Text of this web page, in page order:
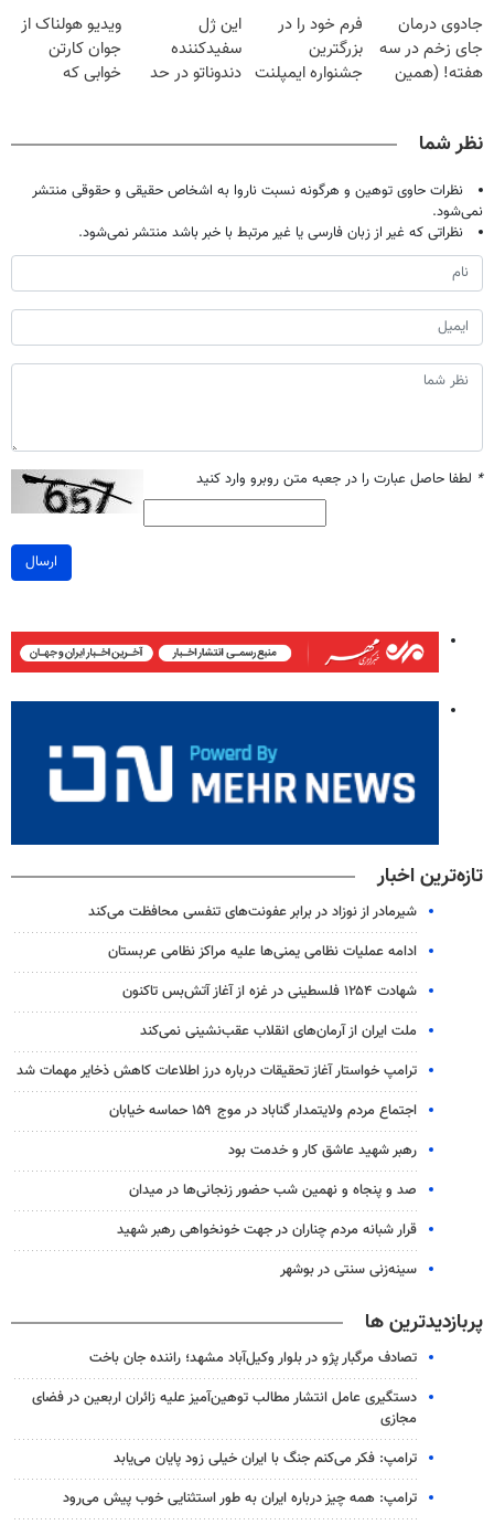
۲۵ میلیون
تومان!!!
خانگی
الان ثبت نام کن
جادوی درمان
جای زخم در سه
هفته! (همین
فرم خود را در
بزرگترین
جشنواره ایمپلنت
این ژل
سفیدکننده
دندوناتو در حد
(40%تخفیف)
ویدیو هولناک از
جوان کارتن
خوابی که
نظر شما
نظرات حاوی توهین و هرگونه نسبت ناروا به اشخاص حقیقی و حقوقی منتشر
نمی‌شود.
نظراتی که غیر از زبان فارسی یا غیر مرتبط با خبر باشد منتشر نمی‌شود.
* لطفا حاصل عبارت را در جعبه متن روبرو وارد کنید
ارسال
تازه‌ترین اخبار
شیرمادر از نوزاد در برابر عفونت‌های تنفسی محافظت می‌کند
ادامه عملیات نظامی یمنی‌ها علیه مراکز نظامی عربستان
شهادت ۱۲۵۴ فلسطینی در غزه از آغاز آتش‌بس تاکنون
ملت ایران از آرمان‌های انقلاب عقب‌نشینی نمی‌کند
ترامپ خواستار آغاز تحقیقات درباره درز اطلاعات کاهش ذخایر مهمات شد
اجتماع مردم ولایتمدار گناباد در موج ۱۵۹ حماسه خیابان
رهبر شهید عاشق کار و خدمت بود
صد و پنجاه و نهمین شب حضور زنجانی‌ها در میدان
قرار شبانه مردم چناران در جهت خونخواهی رهبر شهید
سینه‌زنی سنتی در بوشهر
پربازدیدترین ها
تصادف مرگبار پژو در بلوار وکیل‌آباد مشهد؛ راننده جان باخت
دستگیری عامل انتشار مطالب توهین‌آمیز علیه زائران اربعین در فضای
مجازی
ترامپ: فکر می‌کنم جنگ با ایران خیلی زود پایان می‌یابد
ترامپ: همه چیز درباره ایران به طور استثنایی خوب پیش می‌رود